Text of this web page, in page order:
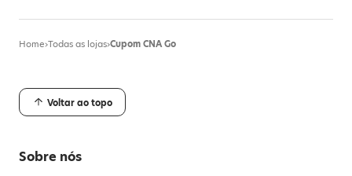
Home›Todas as lojas›Cupom CNA Go
Voltar ao topo
Sobre nós